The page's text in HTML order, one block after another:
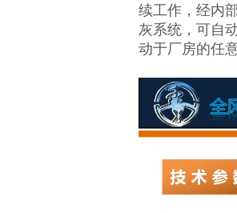
续工作，经内
灰系统，可自
动于厂房的任